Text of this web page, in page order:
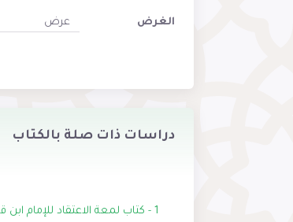
الغرض عرض
دراسات ذات صلة بالكتاب
1 - كتاب لمعة الاعتقاد للإمام ابن قدامة المقدسي-رحمه الله-